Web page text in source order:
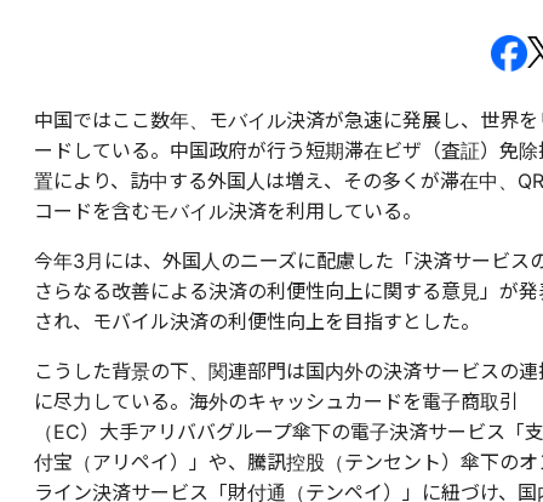
中国ではここ数年、モバイル決済が急速に発展し、世界を
ードしている。中国政府が行う短期滞在ビザ（査証）免除
置により、訪中する外国人は増え、その多くが滞在中、QR
コードを含むモバイル決済を利用している。
今年3月には、外国人のニーズに配慮した「決済サービス
さらなる改善による決済の利便性向上に関する意見」が発
され、モバイル決済の利便性向上を目指すとした。
こうした背景の下、関連部門は国内外の決済サービスの連
に尽力している。海外のキャッシュカードを電子商取引
（EC）大手アリババグループ傘下の電子決済サービス「支
付宝（アリペイ）」や、騰訊控股（テンセント）傘下のオ
ライン決済サービス「財付通（テンペイ）」に紐づけ、国